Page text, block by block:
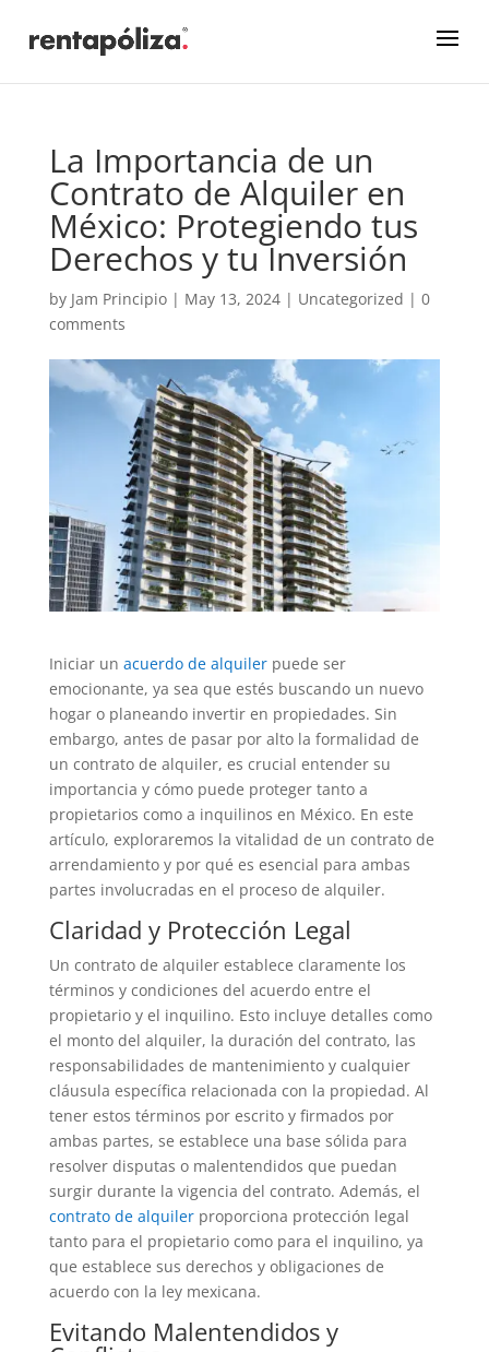
La Importancia de un
Contrato de Alquiler en
México: Protegiendo tus
Derechos y tu Inversión
by Jam Principio| May 13, 2024| Uncategorized | 0
comments
Iniciar un acuerdo de alquilerpuede ser
emocionante, ya sea que estés buscando un nuevo
hogar o planeando invertir en propiedades. Sin
embargo, antes de pasar por alto la formalidad de
un contrato de alquiler, es crucial entender su
importancia y cómo puede proteger tanto a
propietarios como a inquilinos en México. En este
artículo, exploraremos la vitalidad de un contrato de
arrendamiento y por qué es esencial para ambas
partes involucradas en el proceso de alquiler.
Claridad y Protección Legal
Un contrato de alquiler establece claramente los
términos y condiciones del acuerdo entre el
propietario y el inquilino. Esto incluye detalles como
el monto del alquiler, la duración del contrato, las
responsabilidades de mantenimiento y cualquier
cláusula específica relacionada con la propiedad. Al
tener estos términos por escrito y firmados por
ambas partes, se establece una base sólida para
resolver disputas o malentendidos que puedan
surgir durante la vigencia del contrato. Además, el
contrato de alquilerproporciona protección legal
tanto para el propietario como para el inquilino, ya
que establece sus derechos y obligaciones de
acuerdo con la ley mexicana.
Evitando Malentendidos y